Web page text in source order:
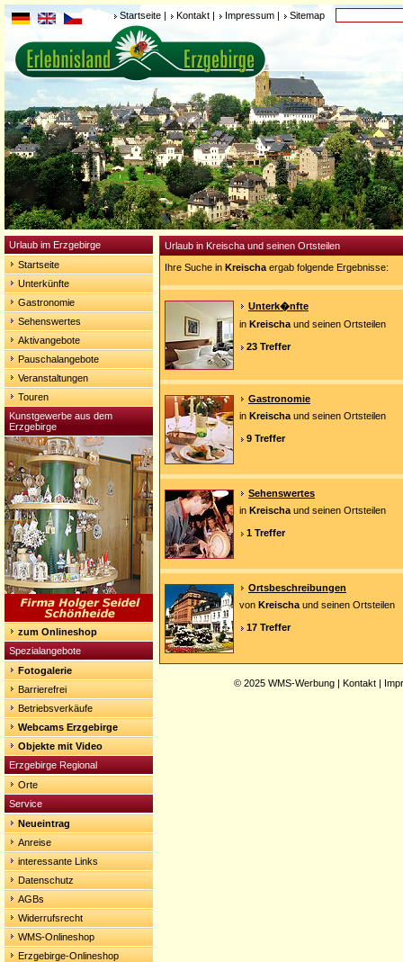
Startseite | Kontakt | Impressum | Sitemap
Urlaub im Erzgebirge
Startseite
Unterkünfte
Gastronomie
Sehenswertes
Aktivangebote
Pauschalangebote
Veranstaltungen
Touren
Kunstgewerbe aus dem
Erzgebirge
zum Onlineshop
Spezialangebote
Fotogalerie
Barrierefrei
Betriebsverkäufe
Webcams Erzgebirge
Objekte mit Video
Erzgebirge Regional
Orte
Service
Neueintrag
Anreise
interessante Links
Datenschutz
AGBs
Widerrufsrecht
WMS-Onlineshop
Erzgebirge-Onlineshop
Urlaub in Kreischa und seinen Ortsteilen
Ihre Suche in Kreischa ergab folgende Ergebnisse:
Unterk�nfte
in Kreischa und seinen Ortsteilen
23 Treffer
Gastronomie
in Kreischa und seinen Ortsteilen
9 Treffer
Sehenswertes
in Kreischa und seinen Ortsteilen
1 Treffer
Ortsbeschreibungen
von Kreischa und seinen Ortsteilen
17 Treffer
© 2025 WMS-Werbung | Kontakt |